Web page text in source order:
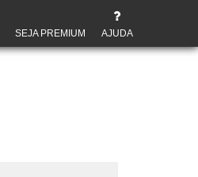
SEJA PREMIUM AJUDA